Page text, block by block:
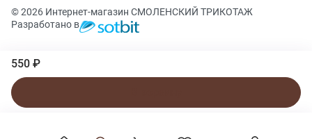
550 ₽
© 2026 Интернет-магазин СМОЛЕНСКИЙ ТРИКОТАЖ
Разработано в